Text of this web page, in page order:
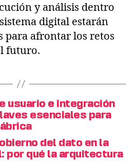
y análisis dentro
digital estarán
para afrontar los retos
futuro.
usuario e integración
esenciales para
del dato en la
por qué la arquitectura